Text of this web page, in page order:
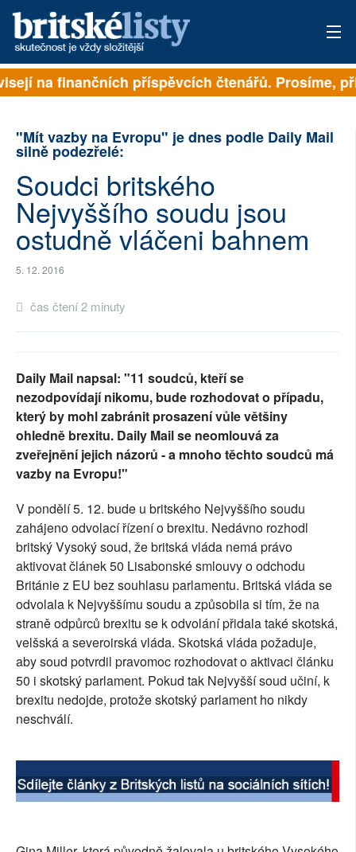
PŘIHLÁSIT
ARCHIV
ROZHOVORY
TÉMATA
NEJČTENĚJŠÍ ZA 7 DNÍ
AUTOŘI
SOCIÁLNÍ SÍTĚ
RUBRIKY
PLNÁ VERZE STRÁNEK
na finančních příspěvcích čtenářů. Prosíme,
"Mít vazby na Evropu" je dnes podle Daily Mail
silně podezřelé:
Soudci britského
Nejvyššího soudu jsou
ostudně vláčeni bahnem
5. 12. 2016
čas čtení 2 minuty
Daily Mail napsal: "11 soudců, kteří se
nezodpovídají nikomu, bude rozhodovat o případu,
který by mohl zabránit prosazení vůle většiny
ohledně brexitu. Daily Mail se neomlouvá za
zveřejnění jejich názorů - a mnoho těchto soudců má
vazby na Evropu!"
V pondělí 5. 12. bude u britského Nejvyššího soudu
zahájeno odvolací řízení o brexitu. Nedávno rozhodl
britský Vysoký soud, že britská vláda nemá právo
aktivovat článek 50 Lisabonské smlouvy o odchodu
Británie z EU bez souhlasu parlamentu. Britská vláda se
odvolala k Nejvyššímu soudu a způsobila si tím, že na
straně odpůrců brexitu se k odvolání přidala také skotská,
velšská a severoirská vláda. Skotská vláda požaduje,
aby soud potvrdil pravomoc rozhodovat o aktivaci článku
50 i skotský parlament. Pokud tak Nejvyšší soud učiní, k
brexitu nedojde, protože skotský parlament ho nikdy
neschválí.